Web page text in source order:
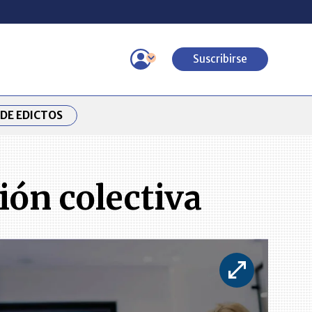
Suscribirse
EDICTOS
colectiva